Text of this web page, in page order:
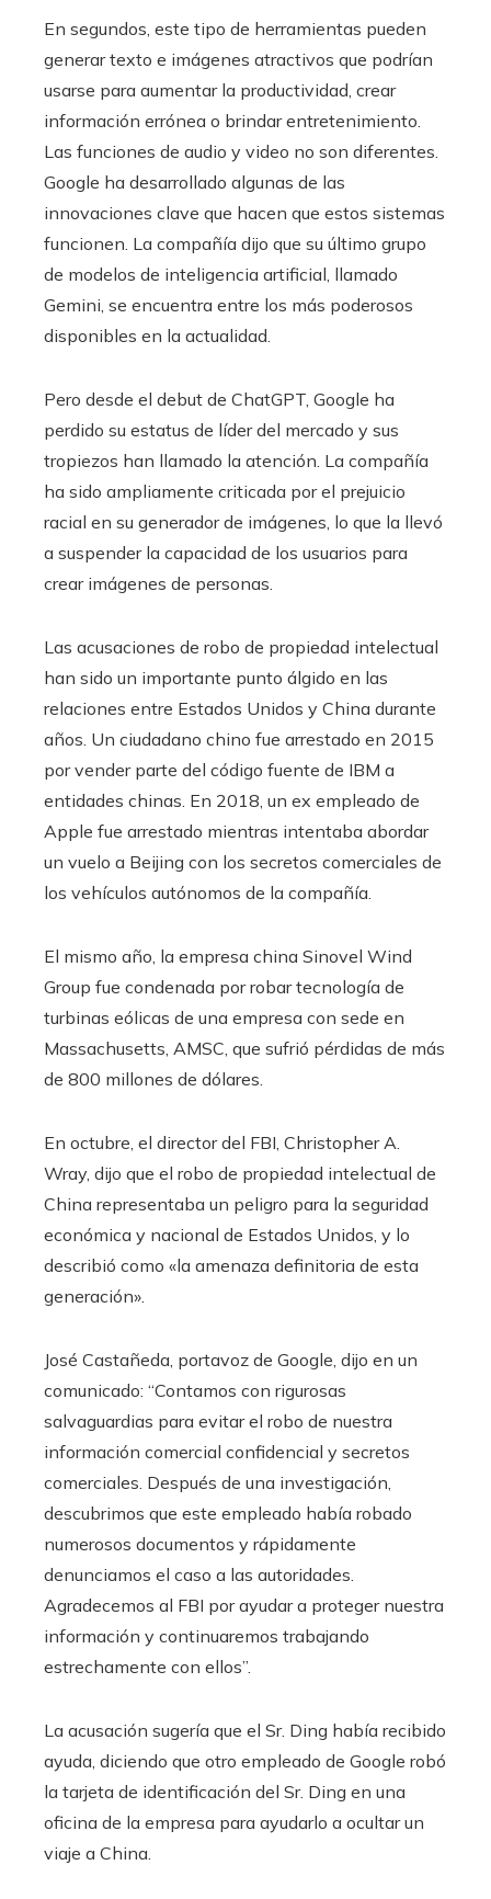
En segundos, este tipo de herramientas pueden
generar texto e imágenes atractivos que podrían
usarse para aumentar la productividad, crear
información errónea o brindar entretenimiento.
Las funciones de audio y video no son diferentes.
Google ha desarrollado algunas de las
innovaciones clave que hacen que estos sistemas
funcionen. La compañía dijo que su último grupo
de modelos de inteligencia artificial, llamado
Gemini, se encuentra entre los más poderosos
disponibles en la actualidad.
Pero desde el debut de ChatGPT, Google ha
perdido su estatus de líder del mercado y sus
tropiezos han llamado la atención. La compañía
ha sido ampliamente criticada por el prejuicio
racial en su generador de imágenes, lo que la llevó
a suspender la capacidad de los usuarios para
crear imágenes de personas.
Las acusaciones de robo de propiedad intelectual
han sido un importante punto álgido en las
relaciones entre Estados Unidos y China durante
años. Un ciudadano chino fue arrestado en 2015
por vender parte del código fuente de IBM a
entidades chinas. En 2018, un ex empleado de
Apple fue arrestado mientras intentaba abordar
un vuelo a Beijing con los secretos comerciales de
los vehículos autónomos de la compañía.
El mismo año, la empresa china Sinovel Wind
Group fue condenada por robar tecnología de
turbinas eólicas de una empresa con sede en
Massachusetts, AMSC, que sufrió pérdidas de más
de 800 millones de dólares.
En octubre, el director del FBI, Christopher A.
Wray, dijo que el robo de propiedad intelectual de
China representaba un peligro para la seguridad
económica y nacional de Estados Unidos, y lo
describió como «la amenaza definitoria de esta
generación».
José Castañeda, portavoz de Google, dijo en un
comunicado: “Contamos con rigurosas
salvaguardias para evitar el robo de nuestra
información comercial confidencial y secretos
comerciales. Después de una investigación,
descubrimos que este empleado había robado
numerosos documentos y rápidamente
denunciamos el caso a las autoridades.
Agradecemos al FBI por ayudar a proteger nuestra
información y continuaremos trabajando
estrechamente con ellos”.
La acusación sugería que el Sr. Ding había recibido
ayuda, diciendo que otro empleado de Google robó
la tarjeta de identificación del Sr. Ding en una
oficina de la empresa para ayudarlo a ocultar un
viaje a China.